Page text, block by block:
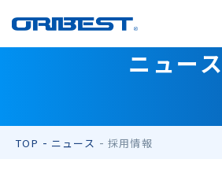
ニュース
TOP ニュース 採用情報